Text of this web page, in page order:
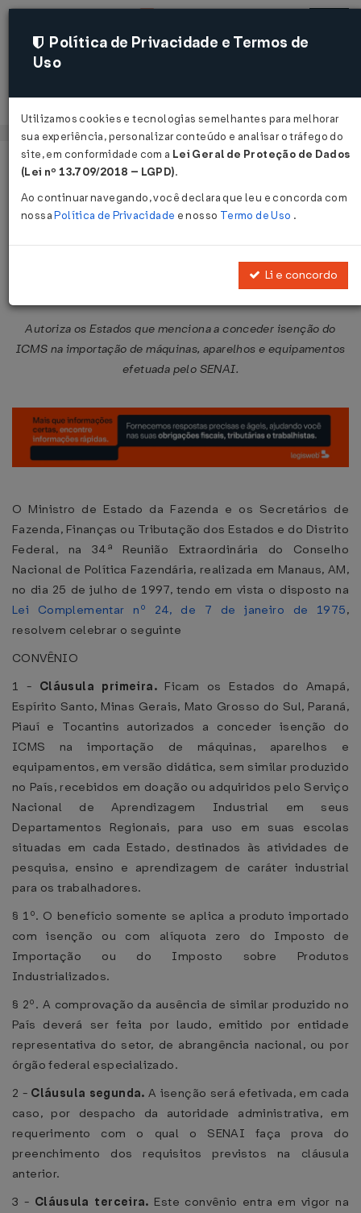
Acessar
Página Inicial Legislações
Convênio ICMS nº 62 de
Autoriza os Estados que menciona a conceder isenção do
ICMS na importação de máquinas, aparelhos e equipamentos
efetuada pelo SENAI.
O Ministro de Estado da Fazenda e os Secretários de
Fazenda, Finanças ou Tributação dos Estados e do Distrito
Federal, na 34ª Reunião Extraordinária do Conselho
Nacional de Política Fazendária, realizada em Manaus, AM,
no dia 25 de julho de 1997, tendo em vista o disposto na
Lei Complementar nº 24, de 7 de janeiro de 1975,
resolvem celebrar o seguinte
CONVÊNIO
1 - Cláusula primeira. Ficam os Estados do Amapá,
Espírito Santo, Minas Gerais, Mato Grosso do Sul, Paraná,
Piauí e Tocantins autorizados a conceder isenção do
ICMS na importação de máquinas, aparelhos e
equipamentos, em versão didática, sem similar produzido
no País, recebidos em doação ou adquiridos pelo Serviço
Nacional de Aprendizagem Industrial em seus
Departamentos Regionais, para uso em suas escolas
situadas em cada Estado, destinados às atividades de
pesquisa, ensino e aprendizagem de caráter industrial
para os trabalhadores.
§ 1º. O benefício somente se aplica a produto importado
com isenção ou com alíquota zero do Imposto de
Importação ou do Imposto sobre Produtos
Industrializados.
§ 2º. A comprovação da ausência de similar produzido no
País deverá ser feita por laudo, emitido por entidade
representativa do setor, de abrangência nacional, ou por
órgão federal especializado.
2 - Cláusula segunda. A isenção será efetivada, em cada
caso, por despacho da autoridade administrativa, em
requerimento com o qual o SENAI faça prova do
preenchimento dos requisitos previstos na cláusula
anterior.
3 - Cláusula terceira. Este convênio entra em vigor na
Política de Privacidade e Termos de
Uso
Utilizamos cookies e tecnologias semelhantes para melhorar
sua experiência, personalizar conteúdo e analisar o tráfego do
site, em conformidade com a Lei Geral de Proteção de Dados
(Lei nº 13.709/2018 – LGPD).
Ao continuar navegando, você declara que leu e concorda com
nossaPolítica de Privacidade e nosso Termo de Uso .
Li e concordo